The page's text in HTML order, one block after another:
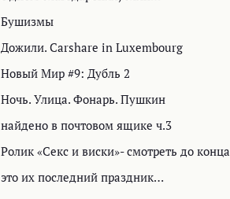
Бушизмы
Дожили. Carshare in Luxembourg
Новый Мир #9: Дубль 2
Ночь. Улица. Фонарь. Пушкин
найдено в почтовом ящике ч.3
Ролик «Секс и виски»- смотреть до конца
это их последний праздник…